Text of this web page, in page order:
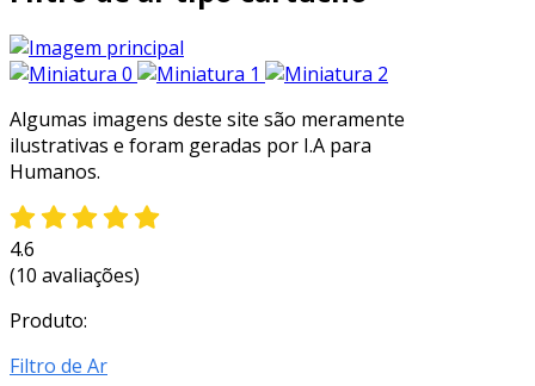
Algumas imagens deste site são meramente
ilustrativas e foram geradas por I.A para
Humanos.
4.6
(10 avaliações)
Produto:
Filtro de Ar